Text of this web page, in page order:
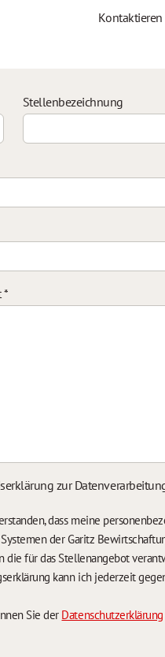
Stellenbezeichnung
*
zur
dass meine
der Garitz
die für das Stellenangebot
kann ich jederzeit
Sie der Datenschutzerklärung